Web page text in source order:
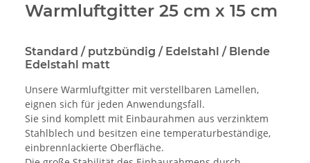
Warmluftgitter 25 cm x 15 cm
Standard / putzbündig / Edelstahl / Blende
Edelstahl matt
Unsere Warmluftgitter mit verstellbaren Lamellen,
eignen sich für jeden Anwendungsfall.
Sie sind komplett mit Einbaurahmen aus verzinktem
Stahlblech und besitzen eine temperaturbeständige,
einbrennlackierte Oberfläche.